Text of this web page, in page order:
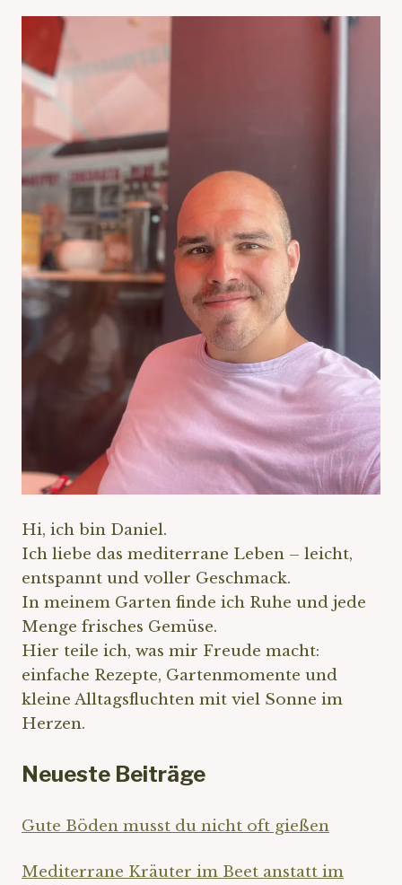
Hi, ich bin Daniel.
Ich liebe das mediterrane Leben – leicht,
entspannt und voller Geschmack.
In meinem Garten finde ich Ruhe und jede
Menge frisches Gemüse.
Hier teile ich, was mir Freude macht:
einfache Rezepte, Gartenmomente und
kleine Alltagsfluchten mit viel Sonne im
Herzen.
Neueste Beiträge
Gute Böden musst du nicht oft gießen
Mediterrane Kräuter im Beet anstatt im